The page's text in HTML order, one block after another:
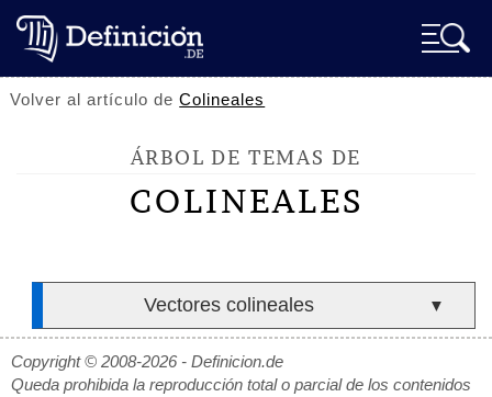
Volver al artículo deColineales
ÁRBOL DE TEMAS DE
COLINEALES
Vectores colineales ▼
Copyright © 2008-2026 - Definicion.de
Queda prohibida la reproducción total o parcial de los contenidos